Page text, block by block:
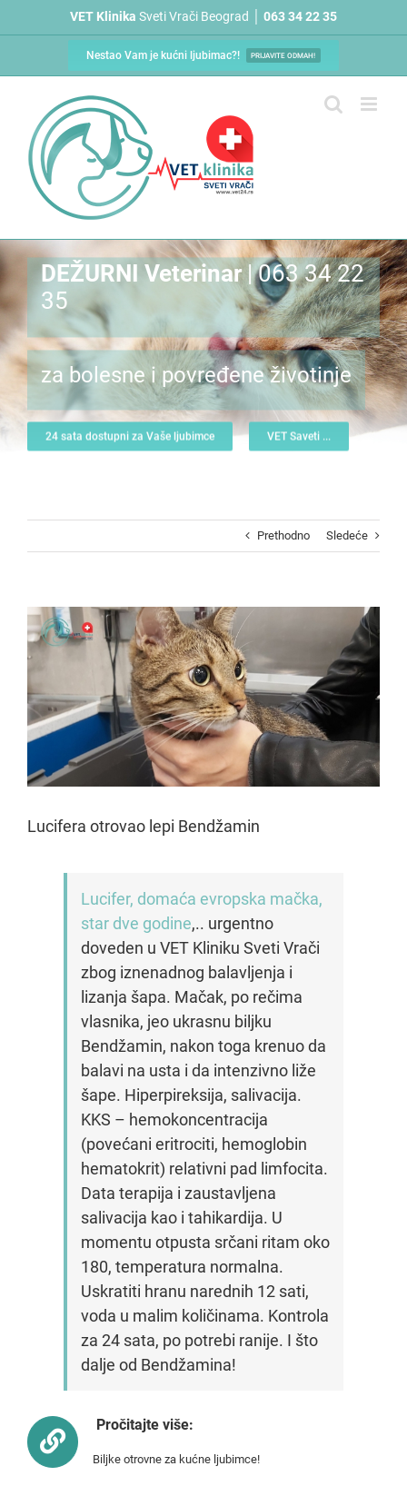
VET Klinika Sveti Vrači Beograd │ 063 34 22 35
Nestao Vam je kućni ljubimac?! PRIJAVITE ODMAH!
DEŽURNI Veterinar| 063 34 22
35
za bolesne i povređene životinje
24 sata dostupni za Vaše ljubimce VET Saveti ...
Prethodno Sledeće
View
Larger
Image
Lucifera otrovao lepi Bendžamin
Lucifer, domaća evropska mačka,
star dve godine,.. urgentno
doveden u VET Kliniku Sveti Vrači
zbog iznenadnog balavljenja i
lizanja šapa. Mačak, po rečima
vlasnika, jeo ukrasnu biljku
Bendžamin, nakon toga krenuo da
balavi na usta i da intenzivno liže
šape. Hiperpireksija, salivacija.
KKS – hemokoncentracija
(povećani eritrociti, hemoglobin
hematokrit) relativni pad limfocita.
Data terapija i zaustavljena
salivacija kao i tahikardija. U
momentu otpusta srčani ritam oko
180, temperatura normalna.
Uskratiti hranu narednih 12 sati,
voda u malim količinama. Kontrola
za 24 sata, po potrebi ranije. I što
dalje od Bendžamina!
Pročitajte više:
Biljke otrovne za kućne ljubimce!